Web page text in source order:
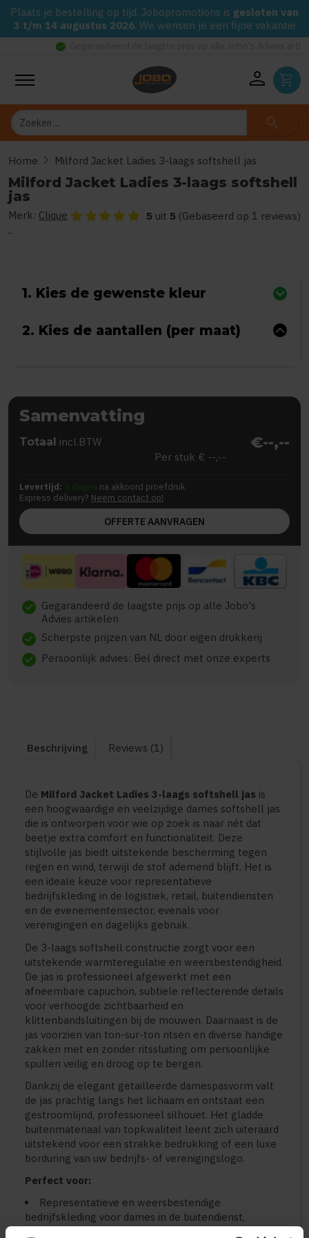
Plaats je bestelling op tijd. Jobopromotions is gesloten van
3 t/m 14 augustus 2026. We wensen je een fijne vakantie
Gegarandeerd de laagste prijs op alle Jobo's Advies artikelen
person shopping_cart
Zoeken search
Home chevron_right Milford Jacket Ladies 3-laags softshell jas
Milford Jacket Ladies 3-laags softshell
jas
Merk: Clique De beoordeling van dit product is5 van de 5
5 uit 5 (Gebaseerd op 1 reviews)
1. Kies de gewenste kleur
2. Kies de aantallen (per maat)
Samenvatting
Totaal incl.BTW €--,--
Per stuk € --,--
Levertijd: 5 dagen na akkoord proefdruk
Express delivery? Neem contact op!
OFFERTE AANVRAGEN
check Gegarandeerd de laagste prijs op alle Jobo's
Advies artikelen
check Scherpste prijzen van NL door eigen drukkerij
check Persoonlijk advies: Bel direct met onze experts
Beschrijving Reviews (1)
De Milford Jacket Ladies 3-laags softshell jas is
een hoogwaardige en veelzijdige dames softshell jas
die is ontworpen voor wie op zoek is naar nét dat
beetje extra comfort en functionaliteit. Deze
stijlvolle jas biedt uitstekende bescherming tegen
regen en wind, terwijl de stof ademend blijft. Het is
een ideale keuze voor representatieve
bedrijfskleding in de logistiek, retail, buitendiensten
en de evenementensector, evenals voor
verenigingen en dagelijks gebruik.
De 3-laags softshell constructie zorgt voor een
uitstekende warmteregulatie en weersbestendigheid.
De jas is professioneel afgewerkt met een
afneembare capuchon, subtiele reflecterende details
voor verhoogde zichtbaarheid en
klittenbandsluitingen bij de mouwen. Daarnaast is de
jas voorzien van ton-sur-ton ritsen en diverse handige
zakken met en zonder ritssluiting om persoonlijke
spullen veilig en droog op te bergen.
Dankzij de elegant getailleerde damespasvorm valt
de jas prachtig langs het lichaam en ontstaat een
gestroomlijnd, professioneel silhouet. Het gladde
buitenmateriaal van topkwaliteit leent zich uiteraard
uitstekend voor een strakke bedrukking of een luxe
borduring van uw bedrijfs- of verenigingslogo.
Perfect voor:
Representatieve en weersbestendige
bedrijfskleding voor dames in de buitendienst,